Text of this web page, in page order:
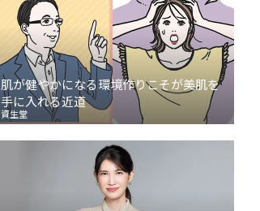
肌が健やかになる環境作りこそが美肌を
手に入れる近道
資生堂